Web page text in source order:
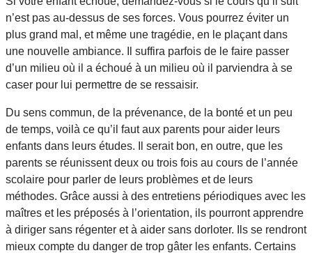
n’est pas au-dessus de ses forces. Vous pourrez éviter un
plus grand mal, et même une tragédie, en le plaçant dans
une nouvelle ambiance. Il suffira parfois de le faire passer
d’un milieu où il a échoué à un milieu où il parviendra à se
caser pour lui permettre de se ressaisir.
Du sens commun, de la prévenance, de la bonté et un peu
de temps, voilà ce qu’il faut aux parents pour aider leurs
enfants dans leurs études. Il serait bon, en outre, que les
parents se réunissent deux ou trois fois au cours de l’année
scolaire pour parler de leurs problèmes et de leurs
méthodes. Grâce aussi à des entretiens périodiques avec les
maîtres et les préposés à l’orientation, ils pourront apprendre
à diriger sans régenter et à aider sans dorloter. Ils se rendront
mieux compte du danger de trop gâter les enfants. Certains